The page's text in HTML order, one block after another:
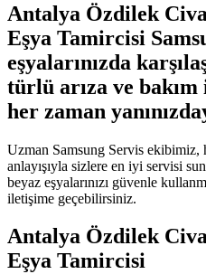
Antalya Özdilek
Eşya Tamircisi
eşyalarınızda
türlü arıza ve
her zaman
Uzman Samsung Servis ekibimiz,
anlayışıyla sizlere en iyi servisi
beyaz eşyalarınızı güvenle
iletişime geçebilirsiniz.
Antalya Özdilek
Eşya Tamircisi